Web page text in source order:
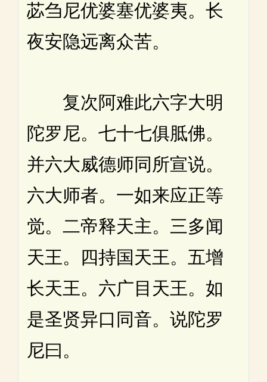
苾刍尼优婆塞优婆夷。长
夜安隐远离众苦。
复次阿难此六字大明
陀罗尼。七十七俱胝佛。
并六大威德师同所宣说。
六大师者。一如来应正等
觉。二帝释天主。三多闻
天王。四持国天王。五增
长天王。六广目天王。如
是圣贤异口同音。说陀罗
尼曰。